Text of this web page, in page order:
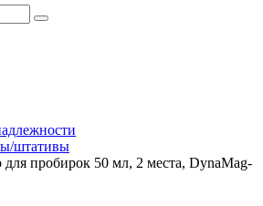
штативы
пробирок 50 мл, 2 места, DynaMag-